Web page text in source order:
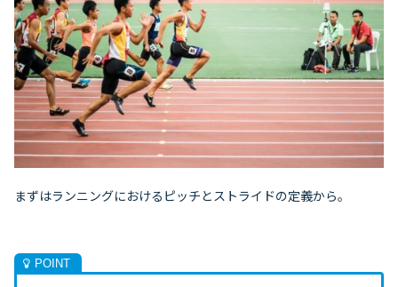
まずはランニングにおけるピッチとストライドの定義から。